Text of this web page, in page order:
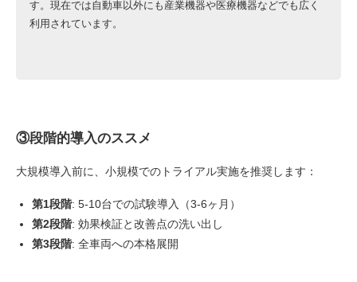
す。現在では自動車以外にも産業機器や医療機器などでも広く
利用されています。
③段階的導入のススメ
大規模導入前に、小規模でのトライアル実施を推奨します：
第1段階: 5-10台での試験導入（3-6ヶ月）
第2段階: 効果検証と改善点の洗い出し
第3段階: 全車両への本格展開